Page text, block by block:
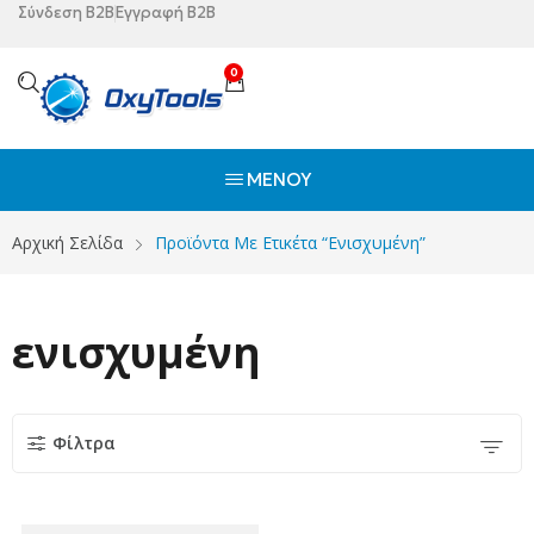
Σύνδεση B2BΕγγραφή B2B
0
ΜΕΝΟΎ
Αρχική Σελίδα Προϊόντα Με Ετικέτα “ενισχυμένη”
ενισχυμένη
Φίλτρα